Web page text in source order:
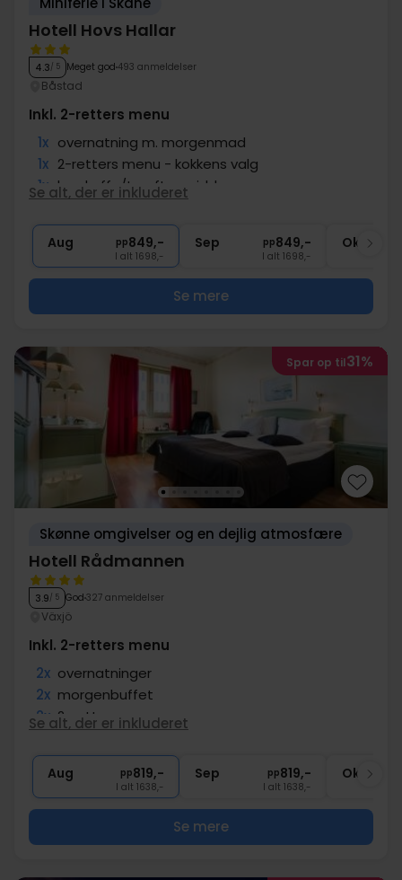
Hotell Hovs Hallar
4.3/ 5 Meget god 493 anmeldelser
Båstad
Inkl. 2-retters menu
1x overnatning m. morgenmad
1x 2-retters menu - kokkens valg
1x kop kaffe/te efter middagen
∞ Gratis parkering
Se alt, der er inkluderet
Aug pp849,-
I alt 1698,-
Sep pp849,-
I alt 1698,-
Okt
Se mere
Spar op til31%
Skønne omgivelser og en dejlig atmosfære
Hotell Rådmannen
3.9/ 5 God 327 anmeldelser
Växjö
Inkl. 2-retters menu
2x overnatninger
2x morgenbuffet
2x 2-retters menu
∞ Central beliggenhed
Se alt, der er inkluderet
Aug pp819,-
I alt 1638,-
Sep pp819,-
I alt 1638,-
Okt
Se mere